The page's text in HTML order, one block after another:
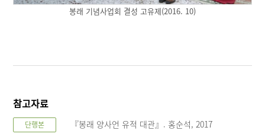
봉래 기념사업회 결성 고유제(2016. 10)
참고자료
단행본 『봉래 양사언 유적 대관』. 홍순석, 2017